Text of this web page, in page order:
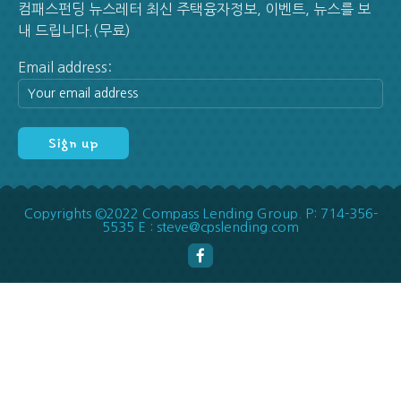
컴패스펀딩 뉴스레터 최신 주택융자정보, 이벤트, 뉴스를 보
내 드립니다.(무료)
Email address:
Copyrights ©2022 Compass Lending Group. P: 714-356-
5535 E : steve@cpslending.com